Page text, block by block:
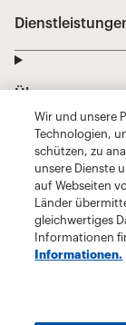
Wir und unsere
Technologien,
schützen, zu
unsere Dienste
auf Webseiten
Länder
gleichwertiges
Informationen
Informationen.